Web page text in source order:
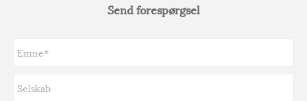
Send forespørgsel